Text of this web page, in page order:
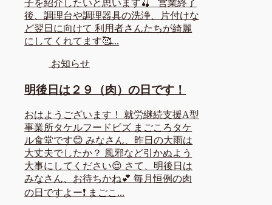
子を紹介したいと思います🍒 営業終了
後、調理台や調理器具の洗浄、片付けな
ど翌日に向けて 利用者さんたちが綺麗
にしてくれてます🥰...
お知らせ
明後日は２９（肉）の日です！
おはようございます！ 就労継続支援A型
事業所タケルフードビズ まごころタケ
ル食堂です😊 みなさん、昨日の大雨は
大丈夫でしたか？ 風邪など引かぬよう
大事にしてください😌 さて、明後日は
みなさん、お待ちかね💕 毎月恒例の肉
の日ですよー❗ まごこ...